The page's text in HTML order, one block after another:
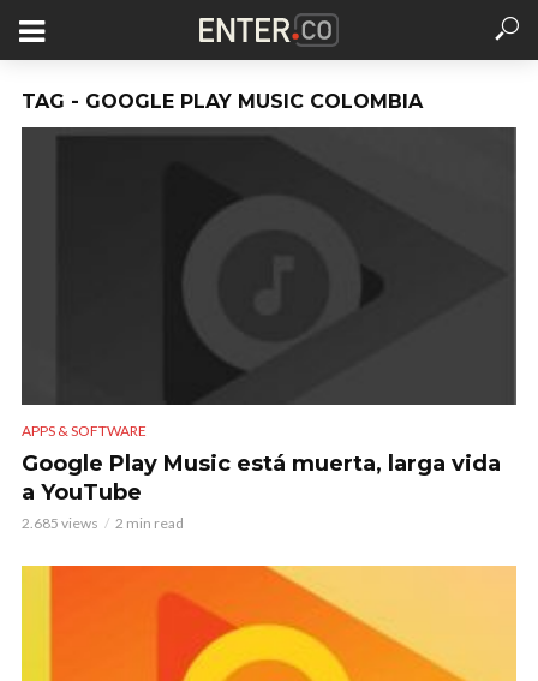
TAG - GOOGLE PLAY MUSIC COLOMBIA
APPS & SOFTWARE
Google Play Music está muerta, larga vida
a YouTube
2.685 views 2 min read